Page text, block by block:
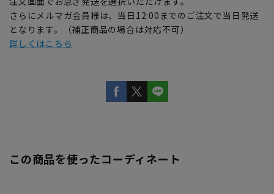
さらにメルマガ会員様は、当日12:00までのご注文で当日発送
となります。（補正商品の場合は対応不可）
詳しくはこちら
この商品を使ったコーディネート